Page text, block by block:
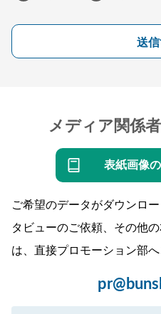
送
メディア関係
表紙画像
ご希望のデータがダウンロ
タビューのご依頼、その他
は、直接プロモーション部へ